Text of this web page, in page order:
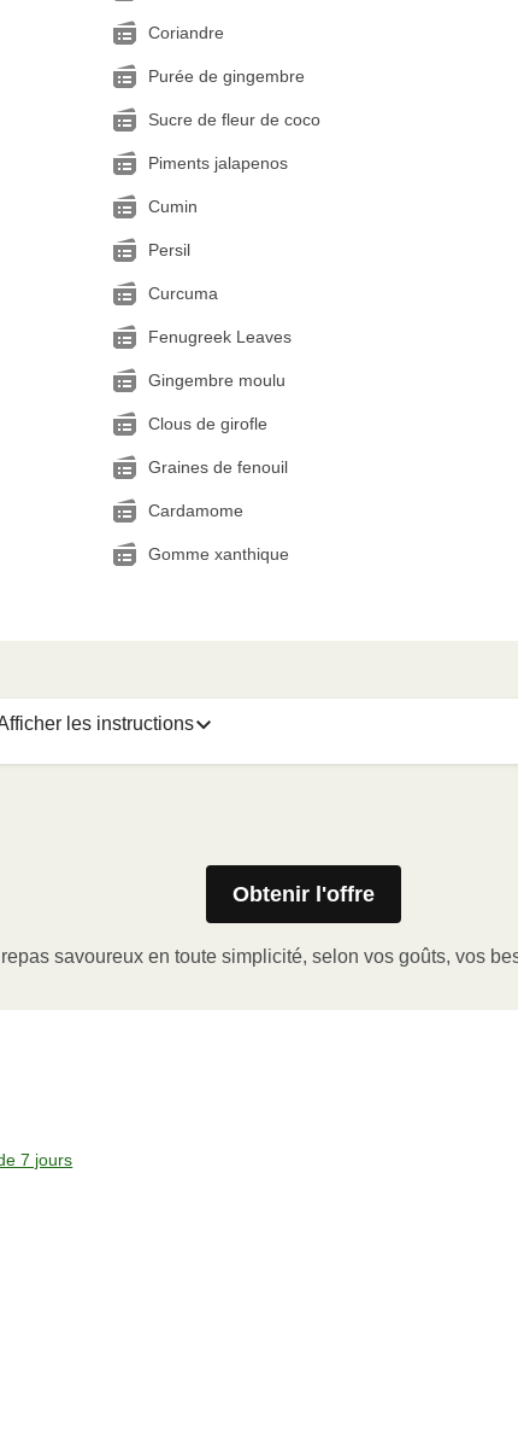
Coriandre
Purée de gingembre
Sucre de fleur de coco
Piments jalapenos
Cumin
Persil
Curcuma
Fenugreek Leaves
Gingembre moulu
Clous de girofle
Graines de fenouil
Cardamome
Gomme xanthique
les instructions
le coin de la pellicule de plastique et retirer le gobelet
la pellicule de plastique.
°C).
et faire chauffer pendant 10-15 minutes.
reposer et servir. Bon appétit!
Obtenir l'offre
savoureux en toute simplicité, selon vos goûts, vos
7 jours